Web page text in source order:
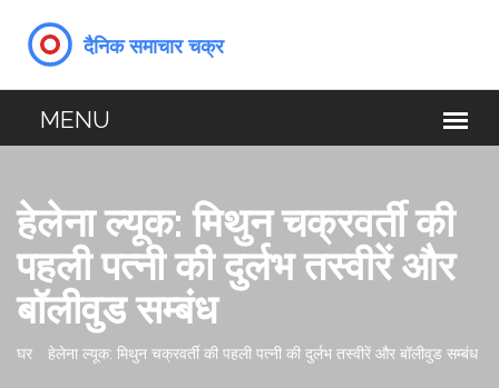
हेलेना ल्यूक: मिथुन चक्रवर्ती की
पहली पत्नी की दुर्लभ तस्वीरें और
बॉलीवुड सम्बंध
घर हेलेना ल्यूक: मिथुन चक्रवर्ती की पहली पत्नी की दुर्लभ तस्वीरें और बॉलीवुड सम्बंध